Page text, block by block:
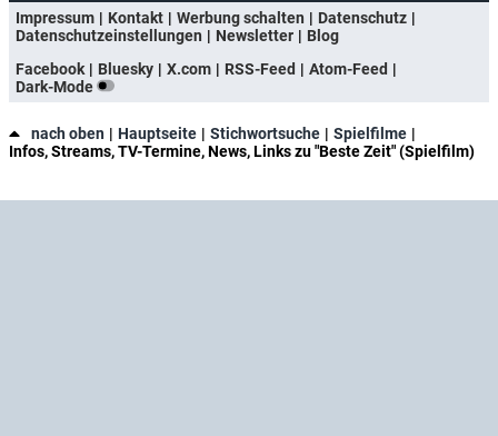
Impressum
Kontakt Werbung schalten
Datenschutz
Datenschutzeinstellungen
Newsletter
Blog
Facebook
Bluesky X.com RSS-Feed
Atom-Feed
Dark-Mode
nach oben Hauptseite Stichwortsuche
Spielfilme
Infos, Streams, TV-Termine, News, Links zu "Beste Zeit" (Spielfilm)